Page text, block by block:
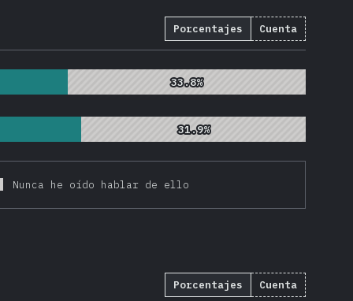
Porcentajes Cuenta
33.8%
33.8%
31.9%
31.9%
Nunca he oído hablar de ello
Porcentajes Cuenta